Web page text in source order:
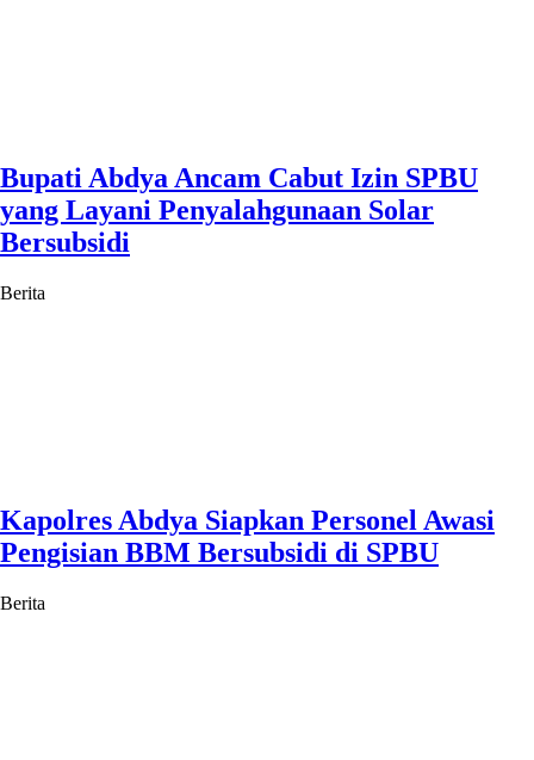
Bupati Abdya Ancam Cabut Izin SPBU
yang Layani Penyalahgunaan Solar
Bersubsidi
Berita
Kapolres Abdya Siapkan Personel Awasi
Pengisian BBM Bersubsidi di SPBU
Berita